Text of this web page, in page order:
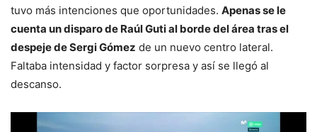
tuvo más intenciones que oportunidades. Apenas se le
cuenta un disparo de Raúl Guti al borde del área tras el
despeje de Sergi Gómez de un nuevo centro lateral.
Faltaba intensidad y factor sorpresa y así se llegó al
descanso.